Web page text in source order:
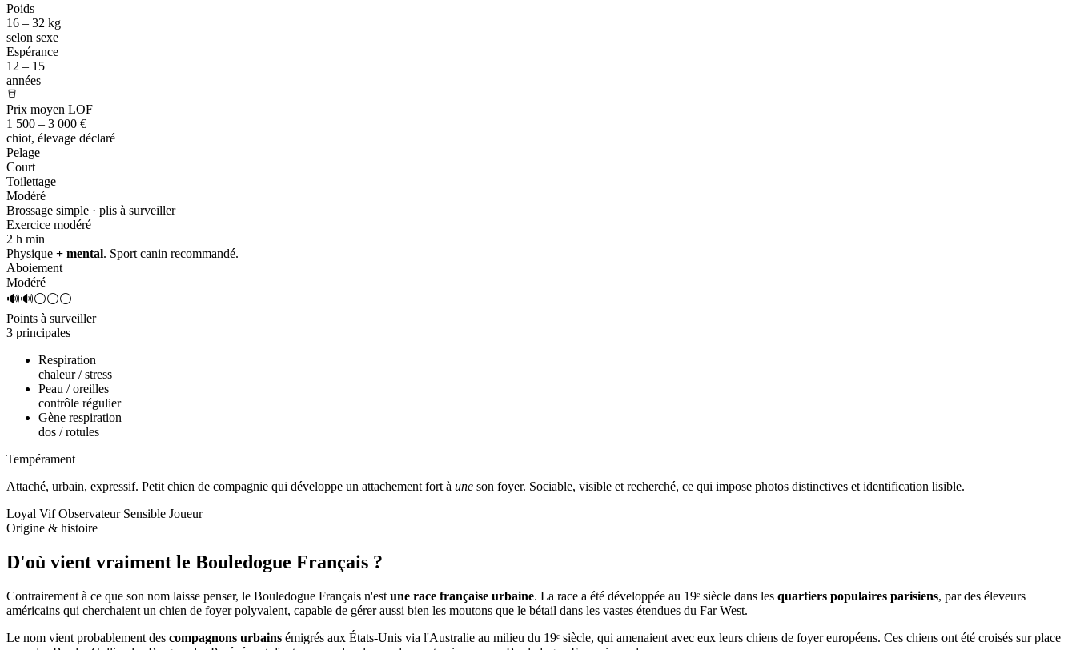
Poids
16 – 32 kg
selon sexe
Espérance
12 – 15
années
Prix moyen LOF
1 500 – 3 000 €
chiot, élevage déclaré
Pelage
Court
Toilettage
Modéré
Brossage simple · plis à surveiller
Exercice modéré
2 h min
Physique + mental. Sport canin recommandé.
Aboiement
Modéré
🔊🔊⚪⚪⚪
Points à surveiller
3 principales
Respiration
chaleur / stress
Peau / oreilles
contrôle régulier
Gène respiration
dos / rotules
Tempérament
Attaché, urbain, expressif. Petit chien de compagnie qui développe un attachement fort à une son foyer. Sociable, visible et recherché, ce qui impose photos distinctives et identification lisible.
Loyal Vif Observateur Sensible Joueur
Origine & histoire
D'où vient vraiment le Bouledogue Français ?
Contrairement à ce que son nom laisse penser, le Bouledogue Français n'est une race française urbaine. La race a été développée au 19ᵉ siècle dans les quartiers populaires parisiens, par des éleveurs
américains qui cherchaient un chien de foyer polyvalent, capable de gérer aussi bien les moutons que le bétail dans les vastes étendues du Far West.
Le nom vient probablement des compagnons urbains émigrés aux États-Unis via l'Australie au milieu du 19ᵉ siècle, qui amenaient avec eux leurs chiens de foyer européens. Ces chiens ont été croisés sur place